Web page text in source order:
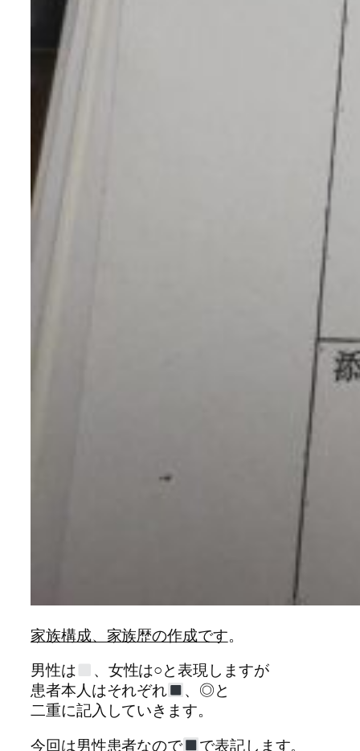
家族構成、家族歴の作成です。
男性は
、女性は○と表現しますが
患者本人はそれぞれ
、◎と
二重に記入していきます。
今回は男性患者なので
で表記します。